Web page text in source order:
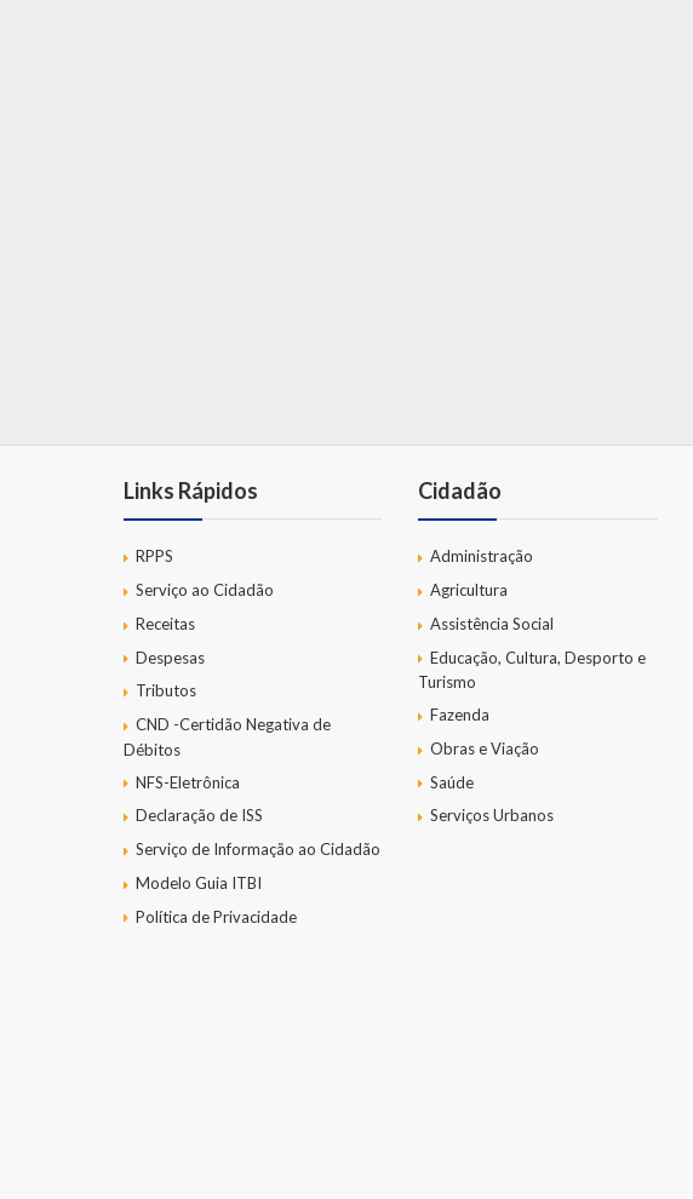
Links Rápidos
RPPS
Serviço ao Cidadão
Receitas
Despesas
Tributos
CND -Certidão Negativa de
Débitos
NFS-Eletrônica
Declaração de ISS
Serviço de Informação ao Cidadão
Modelo Guia ITBI
Política de Privacidade
Cidadão
Administração
Agricultura
Assistência Social
Educação, Cultura, Desporto e
Turismo
Fazenda
Obras e Viação
Saúde
Serviços Urbanos